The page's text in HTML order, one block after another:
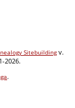
Sitebuildingv.
2026.
.